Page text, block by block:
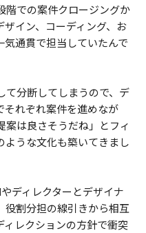
階での案件クロージングか
ザイン、コーディング、お
通貫で担当していたんで
て分断してしまうので、デ
それぞれ案件を進めなが
案は良さそうだね」とフィ
ような文化も築いてきまし
ディレクターとデザイナ
役割分担の線引きから相互
ィレクションの方針で衝突